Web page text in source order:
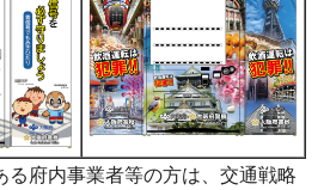
る府内事業者等の方は、交通戦略